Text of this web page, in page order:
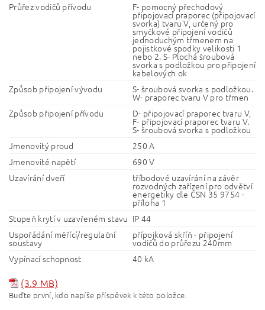
Průřez vodičů přívodu
F- pomocný přechodový
připojovací praporec (připojovací
svorka) tvaru V, určený pro
smyčkové připojení vodičů
jednoduchým třmenem na
pojistkové spodky velikosti 1
nebo 2. S- Plochá šroubová
svorka s podložkou pro připojení
kabelových ok
Způsob připojení vývodu
S- šroubová svorka s podložkou.
W- praporec tvaru V pro třmen
Způsob připojení přívodu
D- připojovací praporec tvaru V,
F- připojovací praporec tvaru V.
S- šroubová svorka s podložkou
Jmenovitý proud
250 A
Jmenovité napětí
690 V
Uzavírání dveří
tříbodové uzavírání na závěr
rozvodných zařízení pro odvětví
energetiky dle ČSN 35 9754 -
příloha 1
Stupeň krytí v uzavřeném stavu IP 44
Uspořádání měřící/regulační
soustavy
přípojková skříň - připojení
vodičů do průřezu 240mm
Vypínací schopnost
40 kA
(3.9 MB)
Buďte první, kdo napíše příspěvek k této položce.